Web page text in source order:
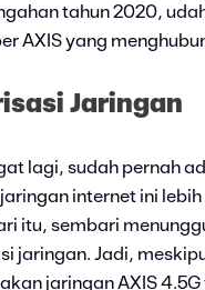
tahun 2020,
AXIS yang
Jaringan
lagi, sudah pernah
internet ini
itu, sembari
jaringan. Jadi,
jaringan AXIS